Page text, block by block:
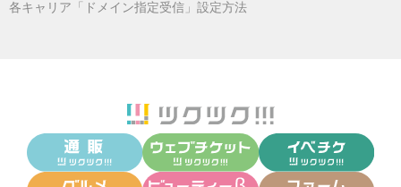
各キャリア「ドメイン指定受信」設定方法